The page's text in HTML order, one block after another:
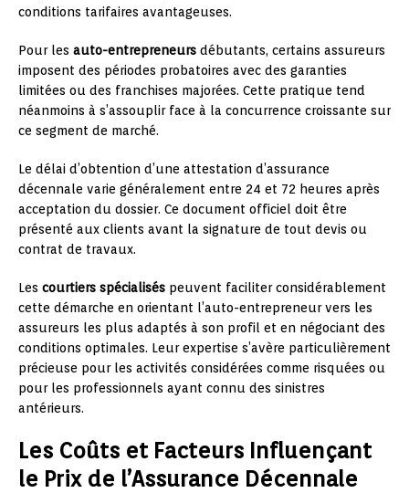
conditions tarifaires avantageuses.
Pour les auto-entrepreneurs débutants, certains assureurs
imposent des périodes probatoires avec des garanties
limitées ou des franchises majorées. Cette pratique tend
néanmoins à s’assouplir face à la concurrence croissante sur
ce segment de marché.
Le délai d’obtention d’une attestation d’assurance
décennale varie généralement entre 24 et 72 heures après
acceptation du dossier. Ce document officiel doit être
présenté aux clients avant la signature de tout devis ou
contrat de travaux.
Les courtiers spécialisés peuvent faciliter considérablement
cette démarche en orientant l’auto-entrepreneur vers les
assureurs les plus adaptés à son profil et en négociant des
conditions optimales. Leur expertise s’avère particulièrement
précieuse pour les activités considérées comme risquées ou
pour les professionnels ayant connu des sinistres
antérieurs.
Les Coûts et Facteurs Influençant
le Prix de l’Assurance Décennale